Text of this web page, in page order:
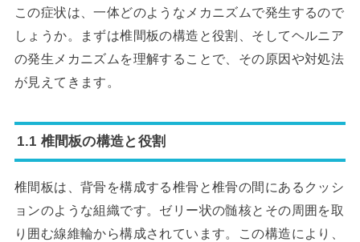
この症状は、一体どのようなメカニズムで発生するので
しょうか。まずは椎間板の構造と役割、そしてヘルニア
の発生メカニズムを理解することで、その原因や対処法
が見えてきます。
1.1 椎間板の構造と役割
椎間板は、背骨を構成する椎骨と椎骨の間にあるクッシ
ョンのような組織です。ゼリー状の髄核とその周囲を取
り囲む線維輪から構成されています。この構造により、